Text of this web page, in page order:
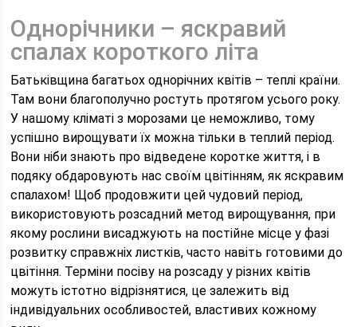
Однорічники – яскравий
спалах короткого літа
Батьківщина багатьох однорічних квітів – теплі країни.
Там вони благополучно ростуть протягом усього року.
У нашому кліматі з морозами це неможливо, тому
успішно вирощувати їх можна тільки в теплий період.
Вони ніби знають про відведене коротке життя, і в
подяку обдаровують нас своїм цвітінням, як яскравим
спалахом! Щоб продовжити цей чудовий період,
використовують розсадний метод вирощування, при
якому рослини висаджують на постійне місце у фазі
розвитку справжніх листків, часто навіть готовими до
цвітіння. Терміни посіву на розсаду у різних квітів
можуть істотно відрізнятися, це залежить від
індивідуальних особливостей, властивих кожному